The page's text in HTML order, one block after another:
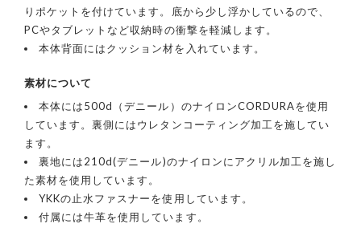
りポケットを付けています。底から少し浮かしているので、
PCやタブレットなど収納時の衝撃を軽減します。
本体背面にはクッション材を入れています。
素材について
本体には500d（デニール）のナイロンCORDURAを使用
しています。裏側にはウレタンコーティング加工を施してい
ます。
裏地には210d(デニール)のナイロンにアクリル加工を施し
た素材を使用しています。
YKKの止水ファスナーを使用しています。
付属には牛革を使用しています。